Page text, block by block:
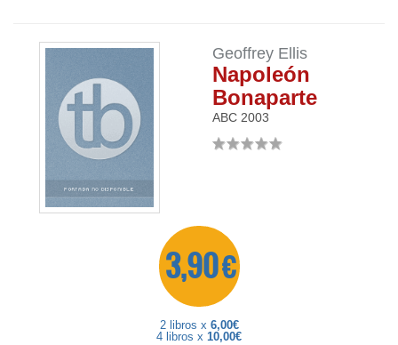
Geoffrey Ellis
Napoleón
Bonaparte
ABC 2003
3,90 €
2 libros x 6,00€
4 libros x 10,00€